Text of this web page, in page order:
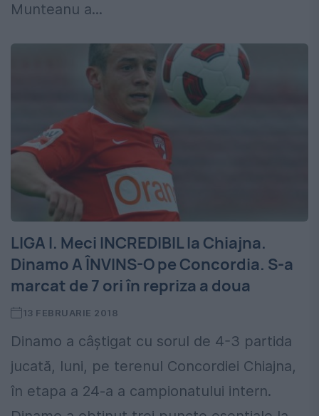
Munteanu a...
LIGA I. Meci INCREDIBIL la Chiajna.
Dinamo A ÎNVINS-O pe Concordia. S-a
marcat de 7 ori în repriza a doua
13 FEBRUARIE 2018
Dinamo a câștigat cu sorul de 4-3 partida
jucată, luni, pe terenul Concordiei Chiajna,
în etapa a 24-a a campionatului intern.